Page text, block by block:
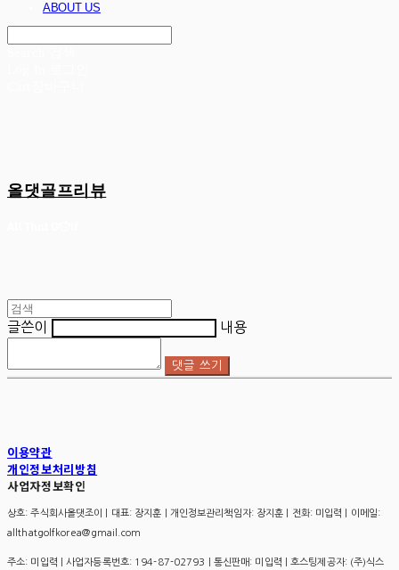
ABOUT US
올댓골프리뷰
글쓴이 내용
댓글 쓰기
이용약관
개인정보처리방침
사업자정보확인
상호: 주식회사올댓조이 | 대표: 장지훈 | 개인정보관리책임자: 장지훈 | 전화: 미입력 | 이메일:
allthatgolfkorea@gmail.com
주소: 미입력 | 사업자등록번호: 194-87-02793 | 통신판매: 미입력 | 호스팅제공자: (주)식스